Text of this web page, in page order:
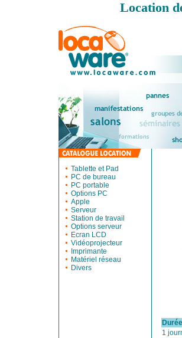
Location
Tablette et Pad
PC de bureau
PC portable
Options PC
Apple
Serveur
Station de travail
Options serveur
Ecran LCD
Vidéoprojecteur
Imprimante
Matériel réseau
Divers
1